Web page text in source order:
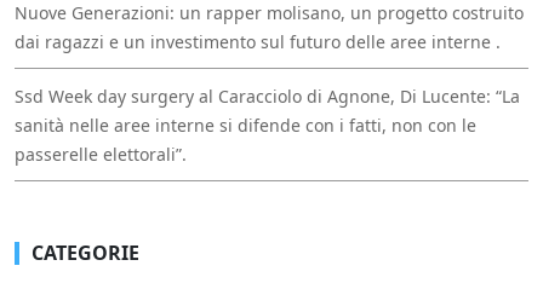
Nuove Generazioni: un rapper molisano, un progetto costruito
dai ragazzi e un investimento sul futuro delle aree interne .
Ssd Week day surgery al Caracciolo di Agnone, Di Lucente: “La
sanità nelle aree interne si difende con i fatti, non con le
passerelle elettorali”.
CATEGORIE